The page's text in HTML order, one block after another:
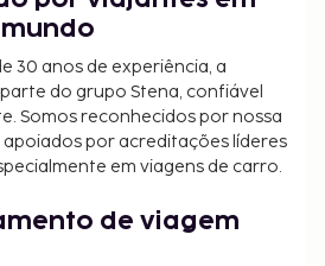
LOCALIZE
almoço continental: 200 INR
não estar completa. As taxas e
não incluir impostos e estão
30 anos de experiência, a
do grupo Stena, confiável
Somos reconhecidos por nossa
apoiados por acreditações líderes
em viagens de carro.
de viagem